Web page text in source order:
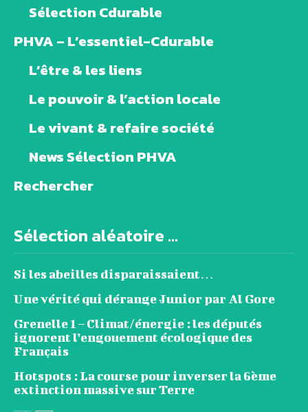
Sélection Cdurable
PHVA – L’essentiel-Cdurable
L’être & les liens
Le pouvoir & l’action locale
Le vivant & refaire société
News Sélection PHVA
Rechercher
Sélection aléatoire ...
Si les abeilles disparaissaient…
Une vérité qui dérange Junior par Al Gore
Grenelle 1 – Climat/énergie : les députés
ignorent l’engouement écologique des
Français
Hotspots : La course pour inverser la 6ème
extinction massive sur Terre